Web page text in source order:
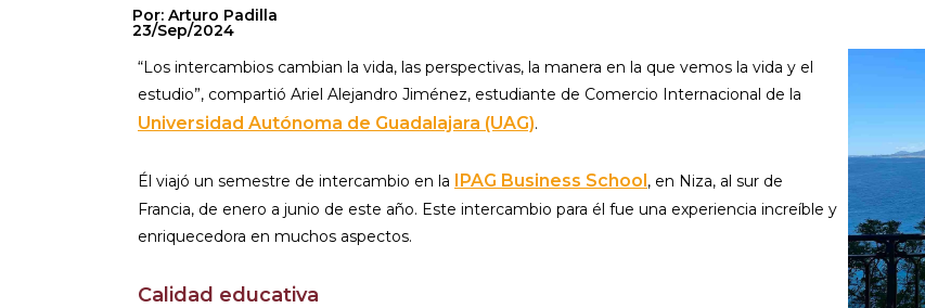
Por: Arturo Padilla
23/Sep/2024
“Los intercambios cambian la vida, las perspectivas, la manera en la que vemos la vida y el
estudio”, compartió Ariel Alejandro Jiménez, estudiante de Comercio Internacional de la
Universidad Autónoma de Guadalajara (UAG).
Él viajó un semestre de intercambio en la IPAG Business School, en Niza, al sur de
Francia, de enero a junio de este año. Este intercambio para él fue una experiencia increíble y
enriquecedora en muchos aspectos.
Calidad educativa